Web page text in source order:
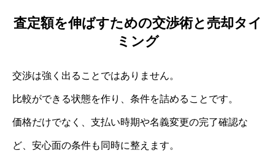
査定額を伸ばすための交渉術と売却タイ
ミング
交渉は強く出ることではありません。
比較ができる状態を作り、条件を詰めることです。
価格だけでなく、支払い時期や名義変更の完了確認な
ど、安心面の条件も同時に整えます。